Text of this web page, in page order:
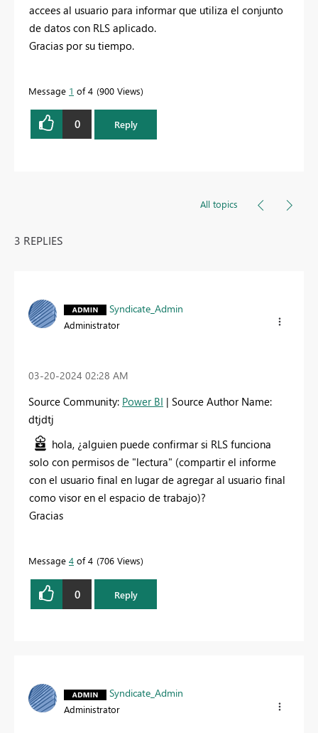
accees al usuario para informar que utiliza el conjunto
de datos con RLS aplicado.
Gracias por su tiempo.
Message 1 of 4 900 Views
0 Reply
All topics
3 REPLIES
Syndicate_Admin
Administrator
‎03-20-2024 02:28 AM
Source Community: Power BI | Source Author Name:
dtjdtj
hola, ¿alguien puede confirmar si RLS funciona
solo con permisos de "lectura" (compartir el informe
con el usuario final en lugar de agregar al usuario final
como visor en el espacio de trabajo)?
Gracias
Message 4 of 4 706 Views
0 Reply
Syndicate_Admin
Administrator